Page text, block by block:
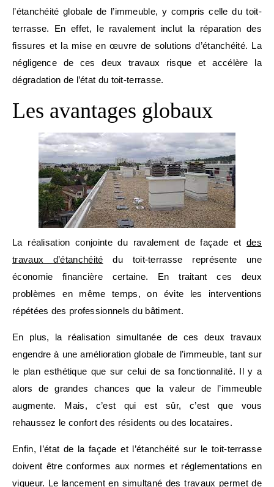
l’étanchéité globale de l’immeuble, y compris celle du toit-
terrasse. En effet, le ravalement inclut la réparation des
fissures et la mise en œuvre de solutions d’étanchéité. La
négligence de ces deux travaux risque et accélère la
dégradation de l’état du toit-terrasse.
Les avantages globaux
La réalisation conjointe du ravalement de façade etdes
travaux d’étanchéité du toit-terrasse représente une
économie financière certaine. En traitant ces deux
problèmes en même temps, on évite les interventions
répétées des professionnels du bâtiment.
En plus, la réalisation simultanée de ces deux travaux
engendre à une amélioration globale de l’immeuble, tant sur
le plan esthétique que sur celui de sa fonctionnalité. Il y a
alors de grandes chances que la valeur de l’immeuble
augmente. Mais, c’est qui est sûr, c’est que vous
rehaussez le confort des résidents ou des locataires.
Enfin, l’état de la façade et l’étanchéité sur le toit-terrasse
doivent être conformes aux normes et réglementations en
vigueur. Le lancement en simultané des travaux permet de